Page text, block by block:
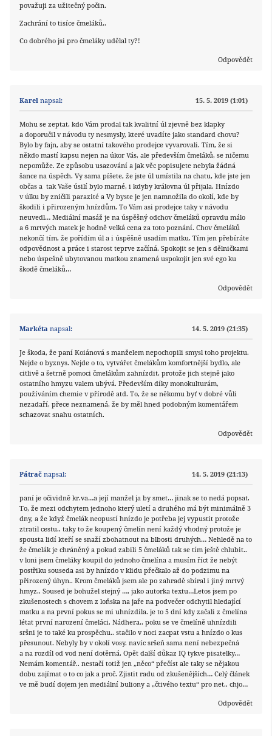
považuji za užitečný počin.
Zachrání to tisíce čmeláků..
Co dobrého jsi pro čmeláky udělal ty?!
Odpovědět
Karel napsal: 15. 5. 2019 (1:01)
Mohu se zeptat, kdo Vám prodal tak kvalitní úl zjevně bez klapky
a doporučil v návodu ty nesmysly, které uvadíte jako standard chovu?
Bylo by fajn, aby se ostatní takového prodejce vyvarovali. Tím, že si
někdo mastí kapsu nejen na úkor Vás, ale především čmeláků, se ničemu
nepomůže. Ze způsobu usazování a jak věc popisujete nebyla žádná
šance na úspěch. Vy sama píšete, že jste úl umístila na chatu, kde jste jen
občas a tak Vaše úsilí bylo marné, i kdyby královna úl přijala. Hnízdo
v úlku by zničili parazité a Vy byste je jen namnožila do okolí, kde by
škodili i přirozeným hnízdům. To Vám asi prodejce taky v návodu
neuvedl… Mediální masáž je na úspěšný odchov čmeláků opravdu málo
a 6 mrtvých matek je hodně velká cena za toto poznání. Chov čmeláků
nekončí tím, že pořídím úl a i úspěšně usadím matku. Tím jen přebíráte
odpovědnost a práce i starost teprve začíná. Spokojit se jen s dělničkami
nebo úspešně ubytovanou matkou znamená uspokojit jen své ego ku
škodě čmeláků…
Odpovědět
Markéta napsal: 14. 5. 2019 (21:35)
Je škoda, že paní Koiánová s manželem nepochopili smysl toho projektu.
Nejde o byznys. Nejde o to, vytvářet čmelákům komfortnější bydlo, ale
citlivě a šetrně pomoci čmelákům zahnízdit, protože jich stejně jako
ostatního hmyzu valem ubývá. Především díky monokulturám,
používáním chemie v přírodě atd. To, že se někomu byť v dobré vůli
nezadaří, přece neznamená, že by měl hned podobným komentářem
schazovat snahu ostatních.
Odpovědět
Pátrač napsal: 14. 5. 2019 (21:13)
paní je očividně kr.va…a její manžel ja by smet… jinak se to nedá popsat.
To, že mezi odchytem jednoho který uletí a druhého má být minimálně 3
dny, a že když čmelák neopustí hnízdo je potřeba jej vypustit protože
ztratil cestu.. taky to že koupený čmelín není každý vhodný protože je
spousta lidí kteří se snaží zbohatnout na blbosti druhých… Nehledě na to
že čmelák je chráněný a pokud zabili 5 čmeláků tak se tím ještě chlubit..
v loni jsem čmeláky koupil do jednoho čmelína a musím říct že nebýt
postřiku souseda asi by hnízdo v klidu přečkalo až do podzimu na
přirozený úhyn.. Krom čmeláků jsem ale po zahradě sbíral i jiný mrtvý
hmyz.. Soused je bohužel stejný …. jako autorka textu…Letos jsem po
zkušenostech s chovem z loňska na jaře na podvečer odchytil hledající
matku a na první pokus se mi uhnízdila. je to 5 dní kdy začali z čmelína
létat první narození čmeláci. Nádhera.. poku se ve čmelíně uhnízdili
sršni je to také ku prospěchu.. stačilo v noci zacpat vstu a hnízdo o kus
přesunout. Nebyly by v okolí vosy. navíc sršeň sama není nebezpečná
a na rozdíl od vod není dotěrná. Opět další důkaz IQ tykve pisatelky…
Nemám komentář.. nestačí totiž jen „něco“ přečíst ale taky se nějakou
dobu zajímat o to co jak a proč. Zjistit radu od zkušenějších… Celý článek
ve mě budí dojem jen mediální buliony a „čtivého textu“ pro net.. chjo…
Odpovědět